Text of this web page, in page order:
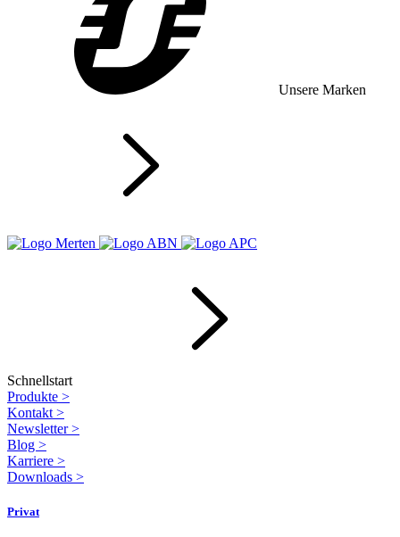
Unsere Marken
Schnellstart
Produkte >
Kontakt >
Newsletter>
Blog >
Karriere >
Downloads >
Privat